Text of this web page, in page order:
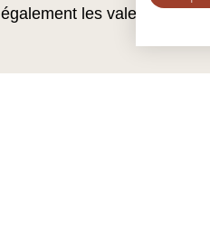
les valeurs, la